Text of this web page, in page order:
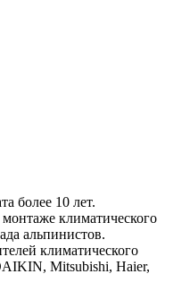
более 10 лет.
климатического
альпинистов.
климатического
Mitsubishi, Haier,